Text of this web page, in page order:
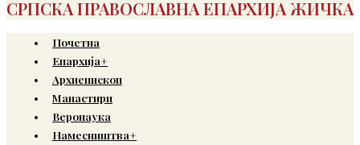
СРПСКА ПРАВОСЛАВНА ЕПАРХИЈА ЖИЧКА
Почетна
Епархија+
Архиепископ
Манастири
Веронаука
Намесништва+